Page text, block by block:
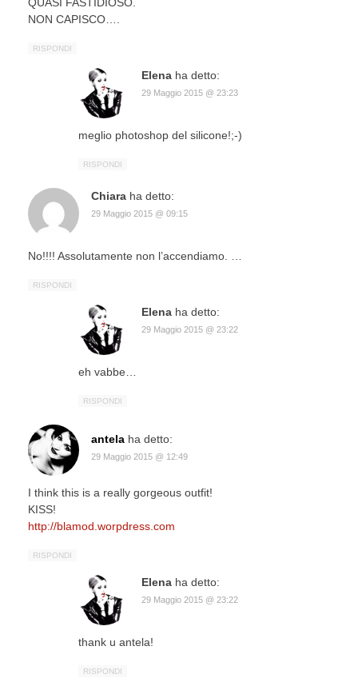
QUASI FASTIDIOSO.
NON CAPISCO….
RISPONDI
Elena ha detto:
29 Maggio 2015 @ 23:23
meglio photoshop del silicone!;-)
RISPONDI
Chiara ha detto:
29 Maggio 2015 @ 09:15
No!!!! Assolutamente non l’accendiamo. …
RISPONDI
Elena ha detto:
29 Maggio 2015 @ 23:22
eh vabbe…
RISPONDI
antela ha detto:
29 Maggio 2015 @ 12:49
I think this is a really gorgeous outfit!
KISS!
http://blamod.worpdress.com
RISPONDI
Elena ha detto:
29 Maggio 2015 @ 23:22
thank u antela!
RISPONDI